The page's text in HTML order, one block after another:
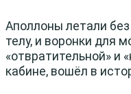
Аполлоны летали
телу, и воронки для
«отвратительной» и
кабине, вошёл в